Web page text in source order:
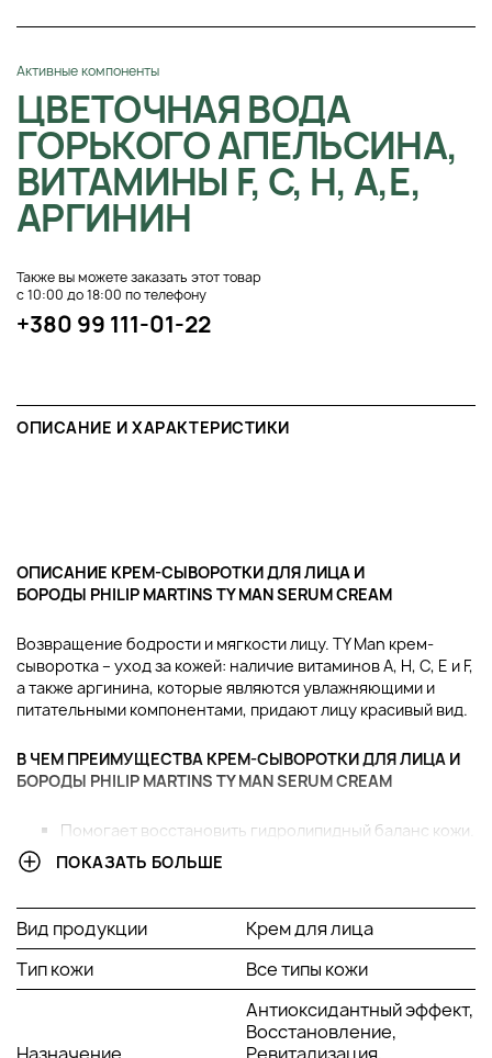
Активные компоненты
ЦВЕТОЧНАЯ ВОДА
ГОРЬКОГО АПЕЛЬСИНА,
ВИТАМИНЫ F, С, Н, А,Е,
АРГИНИН
Также вы можете заказать этот товар
с 10:00 до 18:00 по телефону
+380 99 111-01-22
ОПИСАНИЕ И ХАРАКТЕРИСТИКИ
ОПИСАНИЕ КРЕМ-СЫВОРОТКИ ДЛЯ ЛИЦА И
БОРОДЫ PHILIP MARTINS TY MAN SERUM CREAM
Возвращение бодрости и мягкости лицу. TY Man крем-
сыворотка – уход за кожей: наличие витаминов A, H, C, E и F,
а также аргинина, которые являются увлажняющими и
питательными компонентами, придают лицу красивый вид.
В ЧЕМ ПРЕИМУЩЕСТВА КРЕМ-СЫВОРОТКИ ДЛЯ ЛИЦА И
БОРОДЫ PHILIP MARTINS TY MAN SERUM CREAM
Помогает восстановить гидролипидный баланс кожи.
Питает чувствительную кожу и бороду.
Быстро впитывается и сразу обеспечивает комфорт
Содержит витамины и антиоксиданты.
Обладает прекрасным тонизирующим эффектом,
кондиционирующими и восстанавливающими
свойствами.
ПОКАЗАТЬ БОЛЬШЕ
Вид продукции
Крем для лица
Тип кожи
Все типы кожи
Антиоксидантный эффект,
Восстановление,